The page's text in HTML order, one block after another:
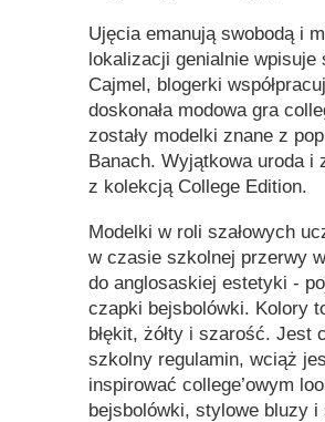
Ujęcia emanują swobodą i
lokalizacji genialnie
Cajmel, blogerki
doskonała modowa gra
zostały modelki znane z
Banach. Wyjątkowa uroda i
z kolekcją College Edition.
Modelki w roli szałowych
w czasie szkolnej przerwy
do anglosaskiej estetyki -
czapki bejsbolówki. Kolory
błękit, żółty i szarość. Jest
szkolny regulamin, wciąż
inspirować college’owym
bejsbolówki, stylowe bluzy